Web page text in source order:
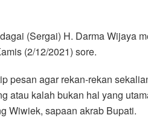
(Sergai) H. Darma Wijaya
(2/12/2021) sore.
pesan agar rekan-rekan
atau kalah bukan hal yang
Wiwiek, sapaan akrab Bupati.